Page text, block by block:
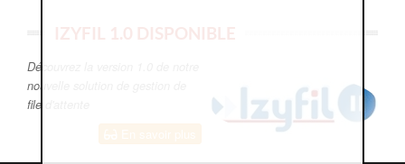
IZYFIL 1.0 DISPONIBLE
Découvrez la version 1.0 de notre
nouvelle solution de gestion de
file d'attente